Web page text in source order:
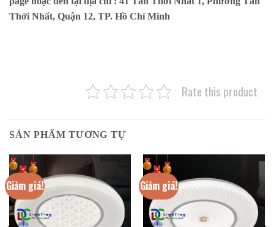
Thới Nhất, Quận 12, TP. Hồ Chí Minh
Rate this product
SẢN PHẨM TƯƠNG TỰ
Giảm giá! Giảm giá!